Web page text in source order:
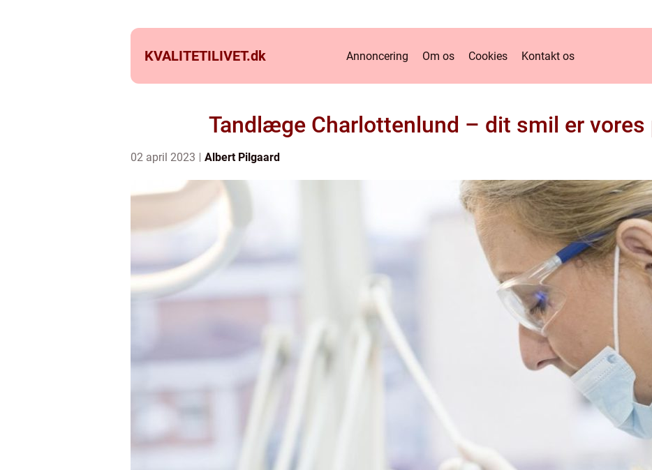
KVALITETILIVET.dk Annoncering Om os Cookies Kontakt os
Tandlæge Charlottenlund – dit smil er
02 april 2023 Albert Pilgaard